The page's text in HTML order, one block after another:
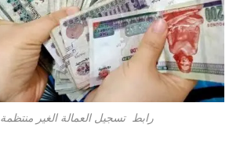
رابط تسجيل العمالة الغير منتظمة 2025